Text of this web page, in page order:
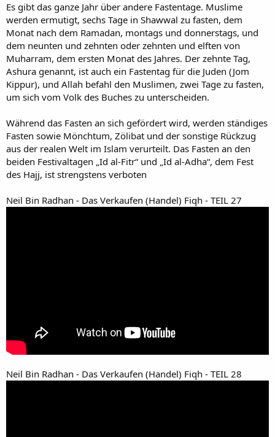
Es gibt das ganze Jahr über andere Fastentage. Muslime
werden ermutigt, sechs Tage in Shawwal zu fasten, dem
Monat nach dem Ramadan, montags und donnerstags, und
dem neunten und zehnten oder zehnten und elften von
Muharram, dem ersten Monat des Jahres. Der zehnte Tag,
Ashura genannt, ist auch ein Fastentag für die Juden (Jom
Kippur), und Allah befahl den Muslimen, zwei Tage zu fasten,
um sich vom Volk des Buches zu unterscheiden.
Während das Fasten an sich gefördert wird, werden ständiges
Fasten sowie Mönchtum, Zölibat und der sonstige Rückzug
aus der realen Welt im Islam verurteilt. Das Fasten an den
beiden Festivaltagen „Id al-Fitr“ und „Id al-Adha“, dem Fest
des Hajj, ist strengstens verboten
Neil Bin Radhan - Das Verkaufen (Handel) Fiqh - TEIL 27
Neil Bin Radhan - Das Verkaufen (Handel) Fiqh - TEIL 28